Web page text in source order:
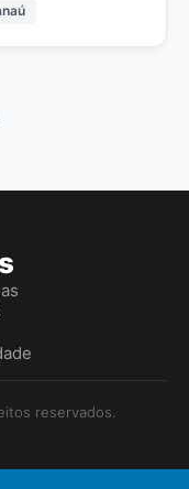
reservados.